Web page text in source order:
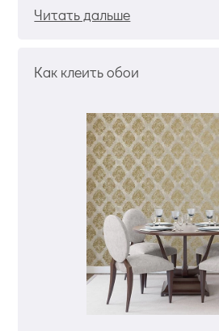
Читать дальше
Как клеить обои